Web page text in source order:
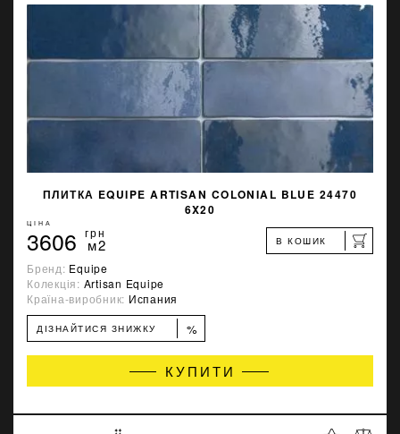
ПЛИТКА EQUIPE ARTISAN COLONIAL BLUE 24470
6X20
ЦІНА
3606 грн
м2 В КОШИК
Бренд: Equipe
Колекція: Artisan Equipe
Країна-виробник: Испания
ДІЗНАЙТИСЯ ЗНИЖКУ %
КУПИТИ